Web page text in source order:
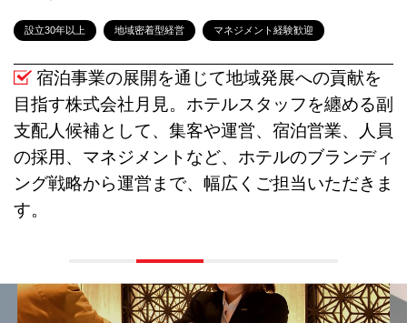
設立30年以上 地域密着型経営 マネジメント経験歓迎
宿泊事業の展開を通じて地域発展への貢献を
目指す株式会社月見。ホテルスタッフを纏める副
支配人候補として、集客や運営、宿泊営業、人員
の採用、マネジメントなど、ホテルのブランディ
ング戦略から運営まで、幅広くご担当いただきま
す。